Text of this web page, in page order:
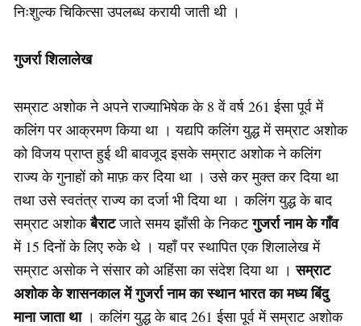
निःशुल्क चिकित्सा उपलब्ध करायी जाती थी ।
गुजर्रा शिलालेख
सम्राट अशोक ने अपने राज्याभिषेक के 8 वें वर्ष 261 ईसा पूर्व में
कलिंग पर आक्रमण किया था । यद्यपि कलिंग युद्ध में सम्राट अशोक
को विजय प्राप्त हुई थी बावजूद इसके सम्राट अशोक ने कलिंग
राज्य के गुनाहों को माफ़ कर दिया था । उसे कर मुक्त कर दिया था
तथा उसे स्वतंत्र राज्य का दर्जा भी दिया था । कलिंग युद्ध के बाद
सम्राट अशोकबैराटजाते समय झाँसी के निकटगुजर्रा नाम के गाँव
में 15 दिनों के लिए रुके थे । यहाँ पर स्थापित एक शिलालेख में
सम्राट असोक ने संसार को अहिंसा का संदेश दिया था ।सम्राट
अशोक के शासनकाल में गुजर्रा नाम का स्थान भारत का मध्य बिंदु
माना जाता था । कलिंग युद्ध के बाद 261 ईसा पूर्व में सम्राट अशोक